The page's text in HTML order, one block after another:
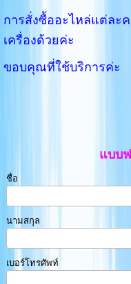
การสั่งซื้ออะไหล่แต่ละ
เครื่องด้วยค่ะ
ขอบคุณที่ใช้บริการค่ะ
แบบ
ชื่อ
นามสกุล
เบอร์โทรศัพท์